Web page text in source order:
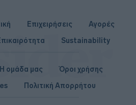
Επιχειρήσεις
Αγορές
Sustainability
Η ομάδα μας
Όροι χρήσης
Πολιτική Απορρήτου